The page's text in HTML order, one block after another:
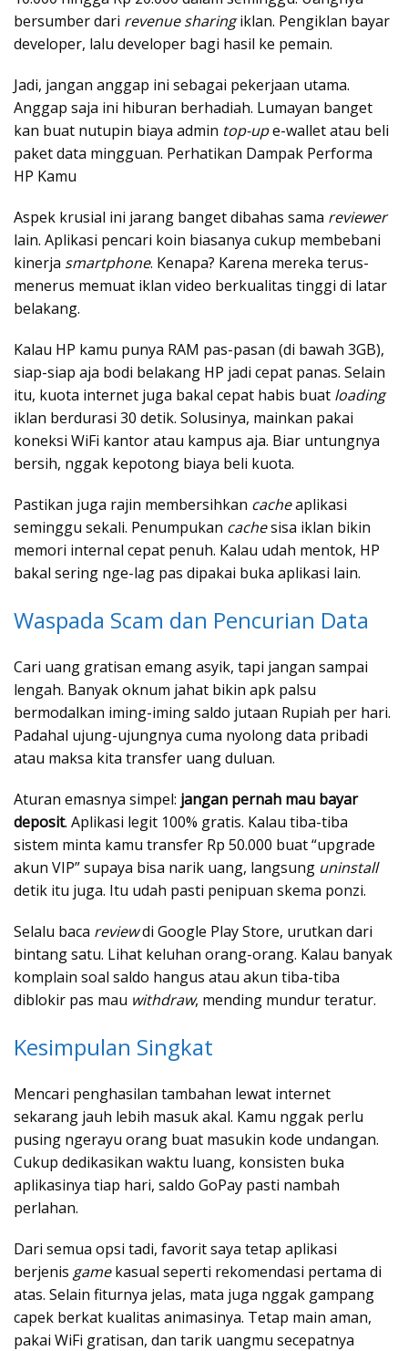
bersumber dari revenue sharingiklan. Pengiklan bayar
developer, lalu developer bagi hasil ke pemain.
Jadi, jangan anggap ini sebagai pekerjaan utama.
Anggap saja ini hiburan berhadiah. Lumayan banget
kan buat nutupin biaya admin top-upe-wallet atau beli
paket data mingguan. Perhatikan Dampak Performa
HP Kamu
Aspek krusial ini jarang banget dibahas sama reviewer
lain. Aplikasi pencari koin biasanya cukup membebani
kinerja smartphone. Kenapa? Karena mereka terus-
menerus memuat iklan video berkualitas tinggi di latar
belakang.
Kalau HP kamu punya RAM pas-pasan (di bawah 3GB),
siap-siap aja bodi belakang HP jadi cepat panas. Selain
itu, kuota internet juga bakal cepat habis buat loading
iklan berdurasi 30 detik. Solusinya, mainkan pakai
koneksi WiFi kantor atau kampus aja. Biar untungnya
bersih, nggak kepotong biaya beli kuota.
Pastikan juga rajin membersihkan cacheaplikasi
seminggu sekali. Penumpukan cachesisa iklan bikin
memori internal cepat penuh. Kalau udah mentok, HP
bakal sering nge-lag pas dipakai buka aplikasi lain.
Waspada Scam dan Pencurian Data
Cari uang gratisan emang asyik, tapi jangan sampai
lengah. Banyak oknum jahat bikin apk palsu
bermodalkan iming-iming saldo jutaan Rupiah per hari.
Padahal ujung-ujungnya cuma nyolong data pribadi
atau maksa kita transfer uang duluan.
Aturan emasnya simpel: jangan pernah mau bayar
deposit. Aplikasi legit 100% gratis. Kalau tiba-tiba
sistem minta kamu transfer Rp 50.000 buat “upgrade
akun VIP” supaya bisa narik uang, langsung uninstall
detik itu juga. Itu udah pasti penipuan skema ponzi.
Selalu baca reviewdi Google Play Store, urutkan dari
bintang satu. Lihat keluhan orang-orang. Kalau banyak
komplain soal saldo hangus atau akun tiba-tiba
diblokir pas mau withdraw, mending mundur teratur.
Kesimpulan Singkat
Mencari penghasilan tambahan lewat internet
sekarang jauh lebih masuk akal. Kamu nggak perlu
pusing ngerayu orang buat masukin kode undangan.
Cukup dedikasikan waktu luang, konsisten buka
aplikasinya tiap hari, saldo GoPay pasti nambah
perlahan.
Dari semua opsi tadi, favorit saya tetap aplikasi
berjenis gamekasual seperti rekomendasi pertama di
atas. Selain fiturnya jelas, mata juga nggak gampang
capek berkat kualitas animasinya. Tetap main aman,
pakai WiFi gratisan, dan tarik uangmu secepatnya